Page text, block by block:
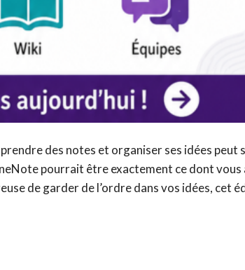
des notes et organiser ses idées peut
pourrait être exactement ce dont vous
de garder de l’ordre dans vos idées, cet